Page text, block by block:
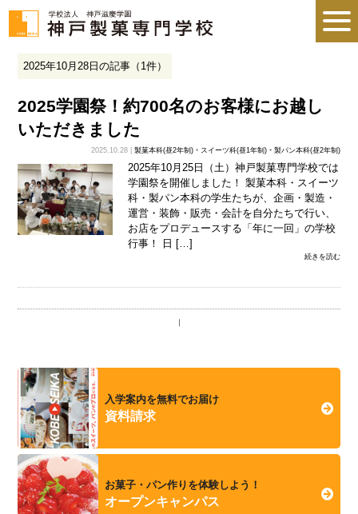
2025年10月28日の記事（1件）
2025学園祭！約700名のお客様にお越し
いただきました
2025.10.28 | 製菓本科(昼2年制)• スイーツ科(昼1年制)• 製パン本科(昼2年制)
2025年10月25日（土）神戸製菓専門学校では
学園祭を開催しました！ 製菓本科・スイーツ
科・製パン本科の学生たちが、企画・製造・
運営・装飾・販売・会計を自分たちで行い、
お店をプロデュースする「年に一回」の学校
行事！ 日 […]
続きを読む
｜
入学案内を無料でお届け
資料請求
お菓子・パン作りを体験しよう！
オープンキャンパス